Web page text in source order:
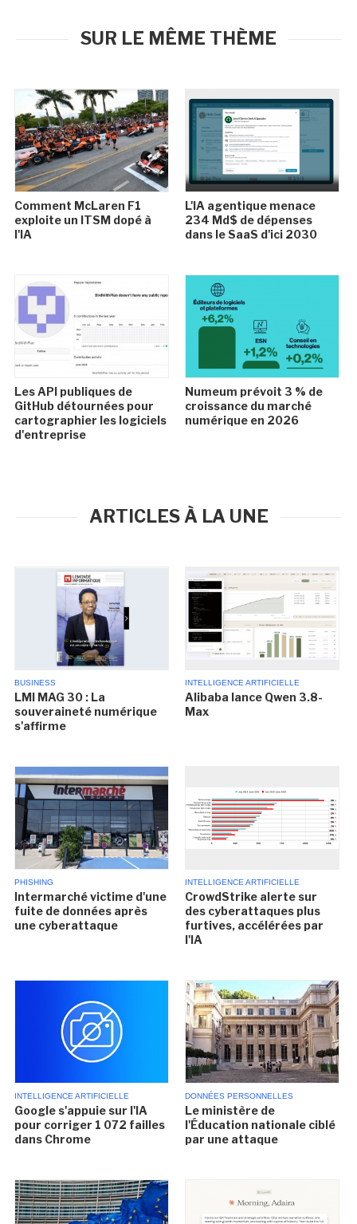
SUR LE MÊME THÈME
Comment McLaren F1
exploite un ITSM dopé à
l'IA
L'IA agentique menace
234 Md$ de dépenses
dans le SaaS d'ici 2030
Les API publiques de
GitHub détournées pour
cartographier les logiciels
d'entreprise
Numeum prévoit 3 % de
croissance du marché
numérique en 2026
ARTICLES À LA UNE
BUSINESS
LMI MAG 30 : La
souveraineté numérique
s'affirme
INTELLIGENCE ARTIFICIELLE
Alibaba lance Qwen 3.8-
Max
PHISHING
Intermarché victime d'une
fuite de données après
une cyberattaque
INTELLIGENCE ARTIFICIELLE
CrowdStrike alerte sur
des cyberattaques plus
furtives, accélérées par
l'IA
INTELLIGENCE ARTIFICIELLE
Google s'appuie sur l'IA
pour corriger 1 072 failles
dans Chrome
DONNÉES PERSONNELLES
Le ministère de
l'Éducation nationale ciblé
par une attaque